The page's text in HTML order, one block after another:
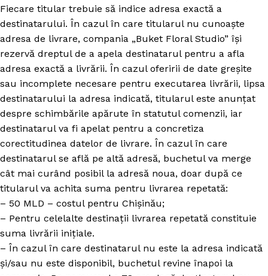
Fiecare titular trebuie să indice adresa exactă a
destinatarului. În cazul în care titularul nu cunoaște
adresa de livrare, compania „Buket Floral Studio” își
rezervă dreptul de a apela destinatarul pentru a afla
adresa exactă a livrării. În cazul oferirii de date greșite
sau incomplete necesare pentru executarea livrării, lipsa
destinatarului la adresa indicată, titularul este anunțat
despre schimbările apărute în statutul comenzii, iar
destinatarul va fi apelat pentru a concretiza
corectitudinea datelor de livrare. În cazul în care
destinatarul se află pe altă adresă, buchetul va merge
cât mai curând posibil la adresă noua, doar după ce
titularul va achita suma pentru livrarea repetată:
– 50 MLD – costul pentru Chișinău;
– Pentru celelalte destinații livrarea repetată constituie
suma livrării inițiale.
– În cazul în care destinatarul nu este la adresa indicată
și/sau nu este disponibil, buchetul revine înapoi la